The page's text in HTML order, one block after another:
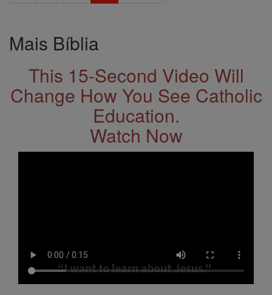
Mais Bíblia
This 15-Second Video Will
Change How You See Catholic
Education.
Watch Now